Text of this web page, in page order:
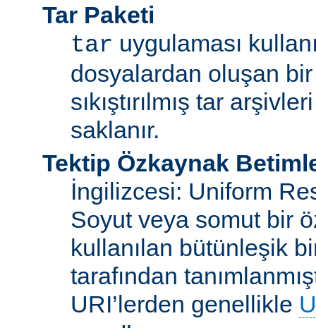
Tar Paketi
tar uygulaması
dosyalardan oluşan bir
sıkıştırılmış tar
saklanır.
Tektip Özkaynak
İngilizcesi: Uniform
Soyut veya somut bir
kullanılan bütünleşik
tarafından
URI’lerden genellikle